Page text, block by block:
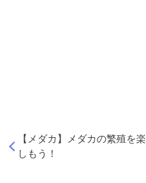
【メダカ】メダカの繁殖を楽
しもう！